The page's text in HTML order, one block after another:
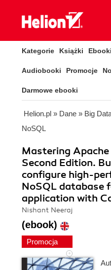
Kategorie Książki Ebooki
Audiobooki Promocje
Darmowe ebooki
Helion.pl » Dane » Big
NoSQL
Mastering
Second Edition.
configure high-
NoSQL database
application with
Nishant Neeraj
(ebook)
Promocja